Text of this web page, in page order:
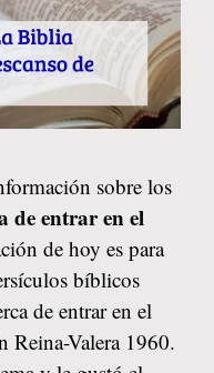
sobre los
de entrar en el
de hoy es para
bíblicos
de entrar en el
Reina-Valera 1960.